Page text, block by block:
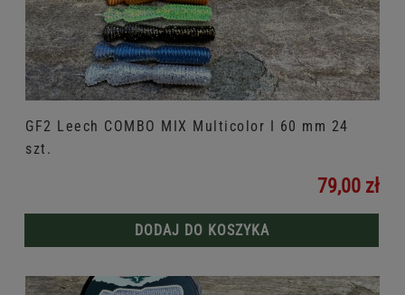
GF2 Leech COMBO MIX Multicolor I 60 mm 24
szt.
79,00 zł
DODAJ DO KOSZYKA